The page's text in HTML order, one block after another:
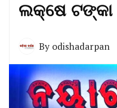
ଲକ୍ଷେ ଟଙ୍କା
By odishadarpan